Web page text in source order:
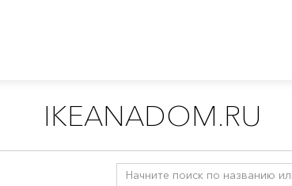
IKEANADOM.RU